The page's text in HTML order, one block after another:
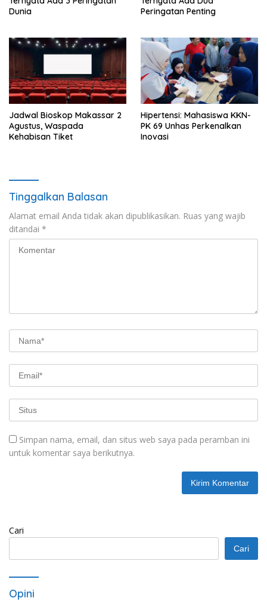
Dunia
Peringatan Penting
Jadwal Bioskop Makassar 2
Agustus, Waspada
Kehabisan Tiket
Hipertensi: Mahasiswa KKN-
PK 69 Unhas Perkenalkan
Inovasi
Tinggalkan Balasan
Alamat email Anda tidak akan dipublikasikan. Ruas yang wajib
ditandai *
Simpan nama, email, dan situs web saya pada peramban ini
untuk komentar saya berikutnya.
Cari
Cari
Opini